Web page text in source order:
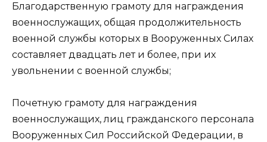
Благодарственную грамоту для награждения
военнослужащих, общая продолжительность
военной службы которых в Вооруженных Силах
составляет двадцать лет и более, при их
увольнении с военной службы;
Почетную грамоту для награждения
военнослужащих, лиц гражданского персонала
Вооруженных Сил Российской Федерации, в